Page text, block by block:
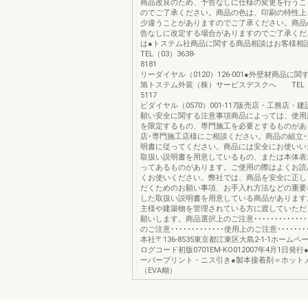
商品改良のため、予告なしに仕様の変更を行う
のでご了承ください。商品の色は、印刷の特性
少違うことがありますのでご了承ください。商
告なしに改定する場合がありますのでご了承く
は●トステム社商品に関する商品相談はお客
TEL（03）3638-
8181
リーダイヤル（0120）126-001●外壁材商品に関
旭トステム外装（株）サービスデスクへ TEL
5117
ビダイヤル（0570）001-117販売店・工務店・建
願い安全に関する注意事項商品によっては、使
を限定するもの、専門施工を必要とするものが
店･専門施工店様にご相談ください。商品の組立
明書に従ってください。商品には安全にお使い
取扱い説明書を用意しているもの、または本体
ってあるものがあります。ご使用の際はよくお
くお使いください。弊社では、商品を安全に正
だくためのお願い事項、お手入れ方法などの重
した取扱い説明書を用意している商品がありま
主様や建築物を管理されている方に渡していた
願いします。商品選択上のご注意････････････
のご注意･････････････使用上のご注意･･･････
本社〒136-8535東京都江東区大島2-1-1ホームペ
ログコード初版0701EM-KO012007年4月1日発行
ーバープリント・ニス引き●製本接着剤＝ホット
（EVA糊）